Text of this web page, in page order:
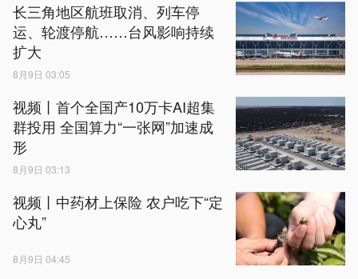
长三角地区航班取消、列车停
运、轮渡停航……台风影响持续
扩大
8月9日 03:05
视频丨首个全国产10万卡AI超集
群投用 全国算力“一张网”加速成
形
8月9日 03:13
视频丨中药材上保险 农户吃下“定
心丸”
8月9日 04:45